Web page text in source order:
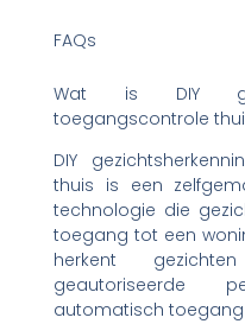
FAQs
Wat is DIY
toegangscontrole
DIY
thuis is een
technologie die
toegang tot een
herkent
geautoriseerde
automatisch toegang